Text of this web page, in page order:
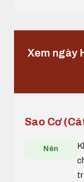
Xem ngày
Sao Cơ
Nên